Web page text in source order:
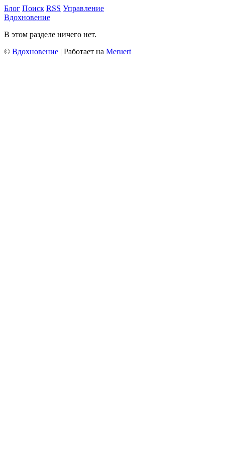
Блог Поиск RSS Управление
Вдохновение
В этом разделе ничего нет.
© Вдохновение | Работает на Meruert